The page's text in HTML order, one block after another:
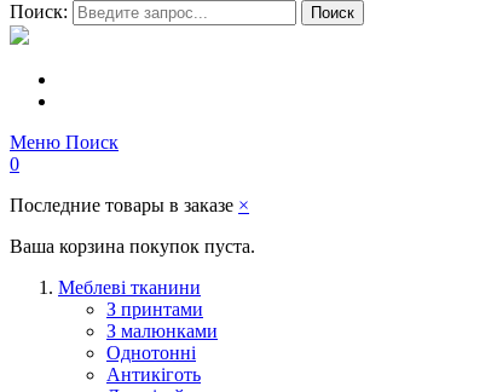
Поиск: Поиск
Меню Поиск
0
Последние товары в заказе ×
Ваша корзина покупок пуста.
Меблеві тканини
З принтами
З малюнками
Однотонні
Антикіготь